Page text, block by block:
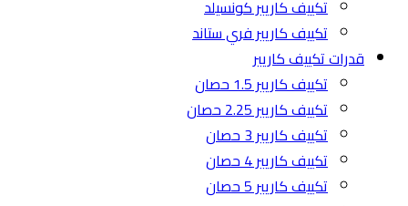
تكييف كاريير كونسيلد
تكييف كاريير فري ستاند
قدرات تكييف كاريير
تكييف كاريير 1.5 حصان
تكييف كاريير 2.25 حصان
تكييف كاريير 3 حصان
تكييف كاريير 4 حصان
تكييف كاريير 5 حصان